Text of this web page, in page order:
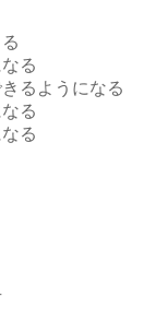
る
るようになる
る
る